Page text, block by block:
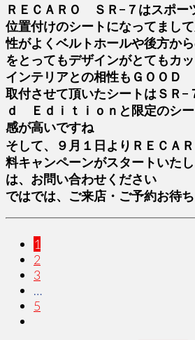
ＲＥＣＡＲＯ ＳＲ−７はスポー
位置付けのシートになってまし
性がよくベルトホールや後方か
をとってもデザインがとてもカ
インテリアとの相性もＧＯＯＤ
取付させて頂いたシートはＳＲ
ｄ Ｅｄｉｔｉｏｎと限定のシ
感が高いですね
そして、９月１日よりＲＥＣＡ
料キャンペーンがスタートいた
は、お問い合わせください
ではでは、ご来店・ご予約お待
paging-
navigation
1
2
3
…
5